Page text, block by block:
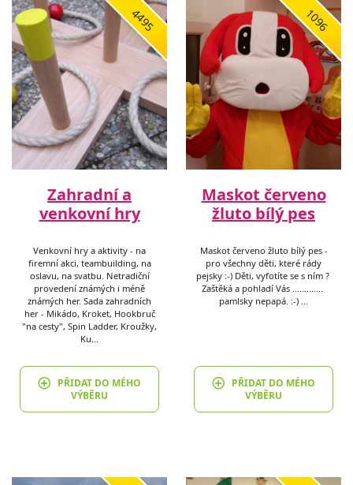
4495
Zahradní a
venkovní hry
Venkovní hry a aktivity - na
firemní akci, teambuilding, na
oslavu, na svatbu. Netradiční
provedení známých i méně
známých her. Sada zahradních
her - Mikádo, Kroket, Hookbruč
"na cesty", Spin Ladder, Kroužky,
Ku…
PŘIDAT DO MÉHO
VÝBĚRU
1096
Maskot červeno
žluto bílý pes
Maskot červeno žluto bílý pes -
pro všechny děti, které rády
pejsky :-) Děti, vyfotíte se s ním ?
Zaštěká a pohladí Vás .............
pamlsky nepapá. :-) …
PŘIDAT DO MÉHO
VÝBĚRU